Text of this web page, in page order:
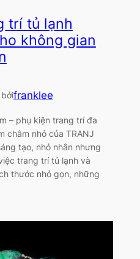
trí tủ lạnh
không gian
franklee
– phụ kiện trang trí đa
châm nhỏ của TRANJ
tạo, nhỏ nhắn nhưng
trang trí tủ lạnh và
thước nhỏ gọn, những